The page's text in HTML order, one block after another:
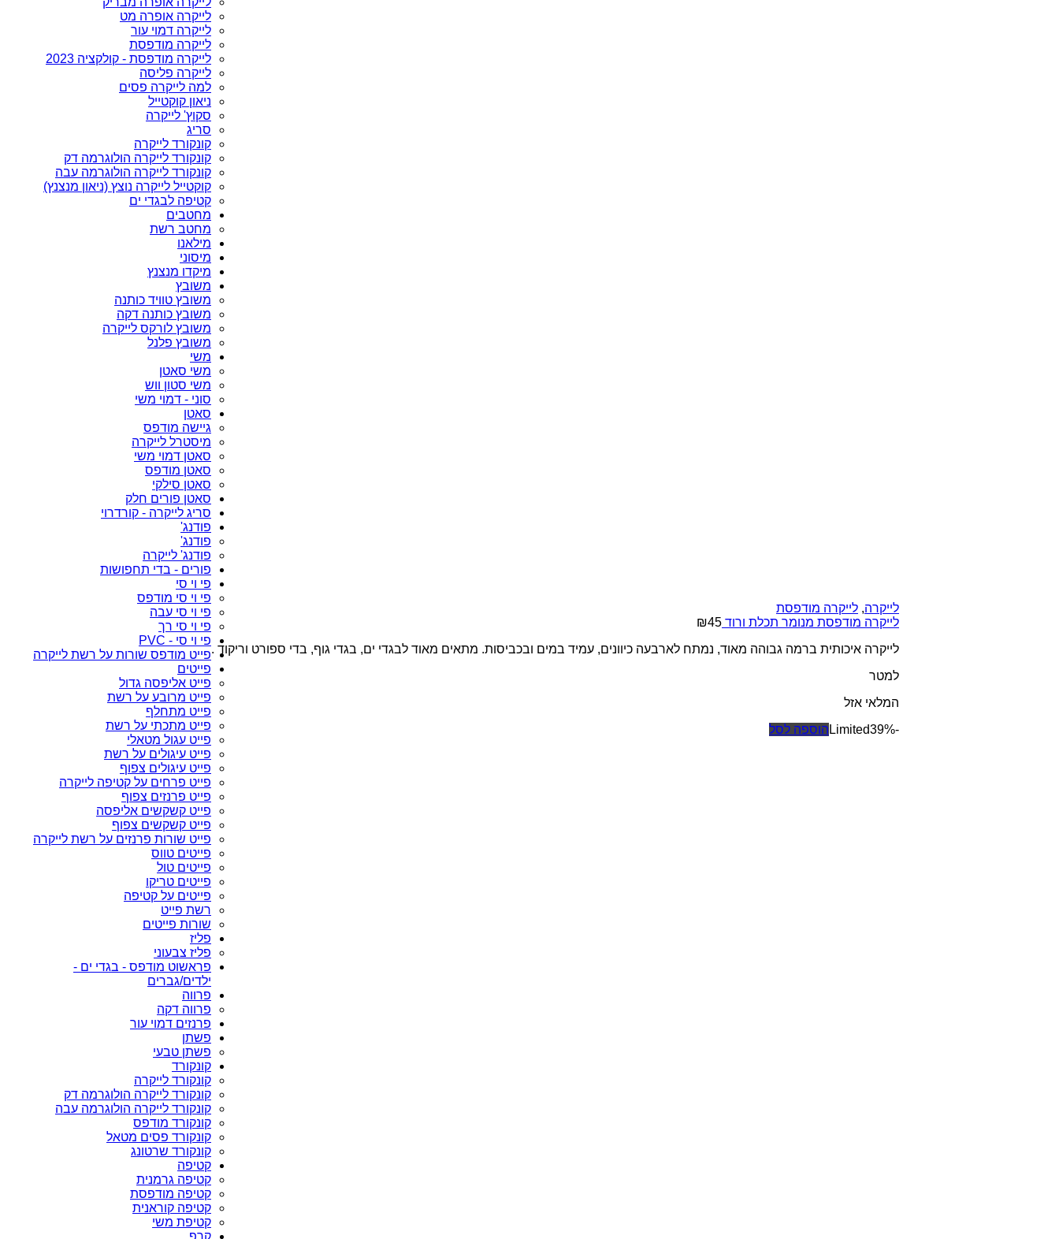
לייקרה, לייקרה מודפסת
לייקרה מודפסת מנומר תכלת ורוד
₪45
לייקרה איכותית ברמה גבוהה מאוד, נמתח לארבעה כיוונים, עמיד במים ובכביסות. מתאים מאוד לבגדי ים, בגדי גוף, בדי ספורט וריקוד .
למטר
המלאי אזל
-39%
Limited הוספה לסל
לייקרה אופרה מט
לייקרה דמוי עור
לייקרה מודפסת
לייקרה מודפסת - קולקציה 2023
לייקרה פליסה
למה לייקרה פסים
ניאון קוקטייל
סקוץ' לייקרה
סריג
קונקורד לייקרה
קונקורד לייקרה הולוגרמה דק
קונקורד לייקרה הולוגרמה עבה
קוקטייל לייקרה נוצץ (ניאון מנצנץ)
קטיפה לבגדי ים
מחטבים
מחטב רשת
מילאנו
מיסוני
מיקדו מנצנץ
משובץ
משובץ טוויד כותנה
משובץ כותנה דקה
משובץ לורקס לייקרה
משובץ פלנל
משי
משי סאטן
משי סטון ווש
סוני - דמוי משי
סאטן
גיישה מודפס
מיסטרל לייקרה
סאטן דמוי משי
סאטן מודפס
סאטן סילקי
סאטן פורים חלק
סריג לייקרה - קורדרוי
פודנג'
פודנג'
פודנג' לייקרה
פורים - בדי תחפושות
פי וי סי
פי וי סי מודפס
פי וי סי עבה
פי וי סי רך
פי וי סי - PVC
פייט מודפס שורות על רשת לייקרה
פייטים
פייט אליפסה גדול
פייט מרובע על רשת
פייט מתחלף
פייט מתכתי על רשת
פייט עגול מטאלי
פייט עיגולים על רשת
פייט עיגולים צפוף
פייט פרחים על קטיפה לייקרה
פייט פרנזים צפוף
פייט קשקשים אליפסה
פייט קשקשים צפוף
פייט שורות פרנזים על רשת לייקרה
פייטים טווס
פייטים טול
פייטים טריקו
פייטים על קטיפה
רשת פייט
שורות פייטים
פליז
פליז צבעוני
פראשוט מודפס - בגדי ים -
ילדים/גברים
פרווה
פרווה דקה
פרנזים דמוי עור
פשתן
פשתן טבעי
קונקורד
קונקורד לייקרה
קונקורד לייקרה הולוגרמה דק
קונקורד לייקרה הולוגרמה עבה
קונקורד מודפס
קונקורד פסים מטאל
קונקורד שרטונג
קטיפה
קטיפה גרמנית
קטיפה מודפסת
קטיפה קוראנית
קטיפת משי
קרפ